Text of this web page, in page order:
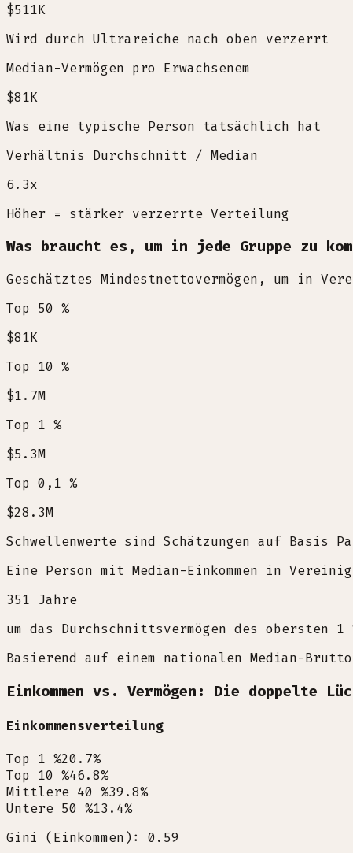
$511K
Wird durch Ultrareiche nach oben verzerrt
Median-Vermögen pro Erwachsenem
$81K
Was eine typische Person tatsächlich hat
Verhältnis Durchschnitt / Median
6.3x
Höher = stärker verzerrte Verteilung
Was braucht es, um in jede Gruppe zu
Geschätztes Mindestnettovermögen, um in
Top 50 %
$81K
Top 10 %
$1.7M
Top 1 %
$5.3M
Top 0,1 %
$28.3M
Schwellenwerte sind Schätzungen auf Basis
Eine Person mit Median-Einkommen in
351 Jahre
um das Durchschnittsvermögen des obersten 1
Basierend auf einem nationalen Median-
Einkommen vs. Vermögen: Die doppelte
Einkommensverteilung
Top 1 %20.7%
Top 10 %46.8%
Mittlere 40 %39.8%
Untere 50 %13.4%
Gini (Einkommen): 0.59